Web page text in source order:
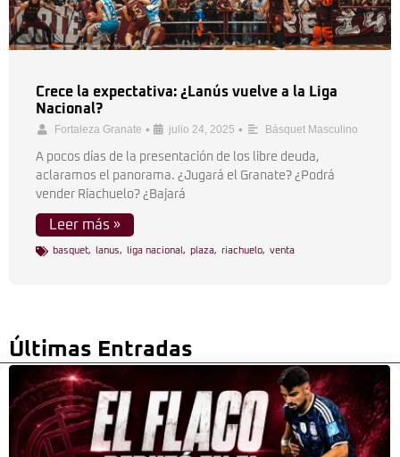
Crece la expectativa: ¿Lanús vuelve a la Liga
Nacional?
Fortaleza Granate • julio 24, 2025 • Básquet Masculino
A pocos días de la presentación de los libre deuda,
aclaramos el panorama. ¿Jugará el Granate? ¿Podrá
vender Riachuelo? ¿Bajará
Leer más »
basquet, lanus, liga nacional , plaza, riachuelo, venta
Últimas Entradas